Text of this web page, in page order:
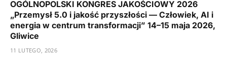
OGÓLNOPOLSKI KONGRES JAKOŚCIOWY 2026
„Przemysł 5.0 i jakość przyszłości — Człowiek, AI i
energia w centrum transformacji” 14–15 maja 2026,
Gliwice
11 LUTEGO, 2026